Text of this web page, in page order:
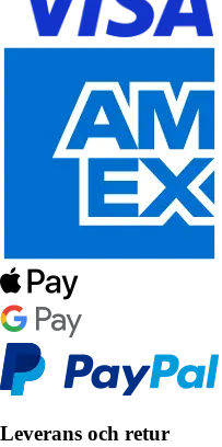
Leverans och retur